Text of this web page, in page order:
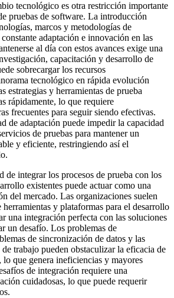
tecnológico es otra restricción importante
pruebas de software. La introducción
marcos y metodologías de
adaptación e innovación en las
al día con estos avances exige una
capacitación y desarrollo de
sobrecargar los recursos
tecnológico en rápida evolución
estrategias y herramientas de prueba
rápidamente, lo que requiere
frecuentes para seguir siendo efectivas.
de adaptación puede impedir la capacidad
de pruebas para mantener un
y eficiente, restringiendo así el
de integrar los procesos de prueba con los
existentes puede actuar como una
del mercado. Las organizaciones suelen
y plataformas para el desarrollo
una integración perfecta con las soluciones
un desafío. Los problemas de
de sincronización de datos y las
trabajo pueden obstaculizar la eficacia de
lo que genera ineficiencias y mayores
de integración requiere una
cuidadosas, lo que puede requerir